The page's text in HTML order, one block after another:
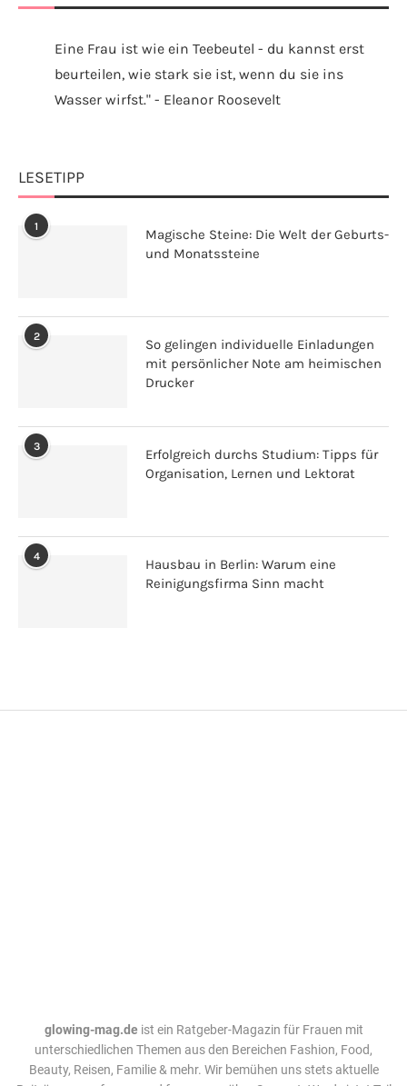
Eine Frau ist wie ein Teebeutel - du kannst erst
beurteilen, wie stark sie ist, wenn du sie ins
Wasser wirfst." - Eleanor Roosevelt
LESETIPP
1
Magische Steine: Die Welt der Geburts-
und Monatssteine
2
So gelingen individuelle Einladungen
mit persönlicher Note am heimischen
Drucker
3
Erfolgreich durchs Studium: Tipps für
Organisation, Lernen und Lektorat
4
Hausbau in Berlin: Warum eine
Reinigungsfirma Sinn macht
glowing-mag.de ist ein Ratgeber-Magazin für Frauen mit
unterschiedlichen Themen aus den Bereichen Fashion, Food,
Beauty, Reisen, Familie & mehr. Wir bemühen uns stets aktuelle